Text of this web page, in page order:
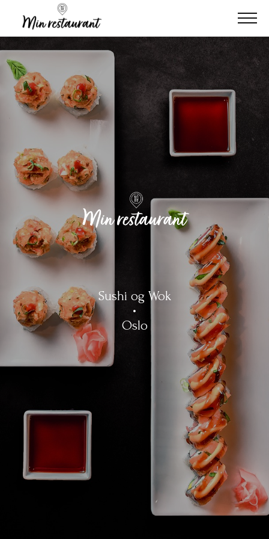
Sushi og Wok
Oslo